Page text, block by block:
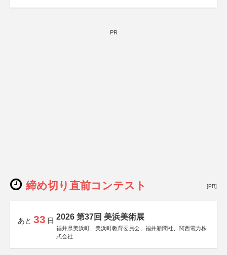
PR
締め切り直前コンテスト [PR]
あと 33 日 2026 第37回 美浜美術展
福井県美浜町、美浜町教育委員会、福井新聞社、関西電力株
式会社